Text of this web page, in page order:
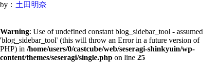
by： 土田明奈
Warning: Use of undefined constant blog_sidebar_tool - assumed
'blog_sidebar_tool' (this will throw an Error in a future version of
PHP) in /home/users/0/castcube/web/seseragi-shinkyuin/wp-
content/themes/seseragi/single.php on line 25